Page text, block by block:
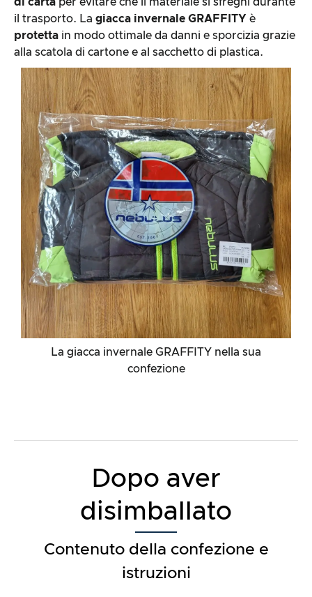
La giacca invernale GRAFFITY nella sua
confezione
il trasporto. La giacca invernale GRAFFITY è
protetta in modo ottimale da danni e sporcizia grazie
alla scatola di cartone e al sacchetto di plastica.
Dopo aver
disimballato
Contenuto della confezione e
istruzioni